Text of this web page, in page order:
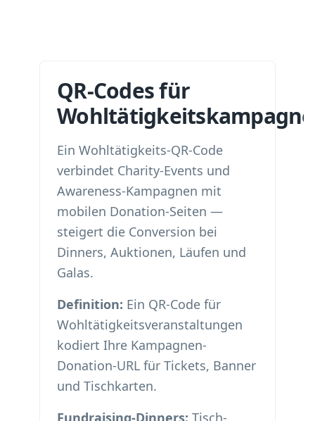
QR-Codes für
Ein Wohltätigkeits-QR-Code
verbindet Charity-Events und
Awareness-Kampagnen mit
mobilen Donation-Seiten —
steigert die Conversion bei
Dinners, Auktionen, Läufen und
Galas.
Definition: Ein QR-Code für
Wohltätigkeitsveranstaltungen
kodiert Ihre Kampagnen-
Donation-URL für Tickets, Banner
und Tischkarten.
Fundraising-Dinners: Tisch-